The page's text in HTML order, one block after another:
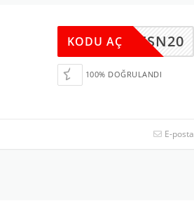
DVHFSN20
KODU AÇ
100% DOĞRULANDI
E-posta